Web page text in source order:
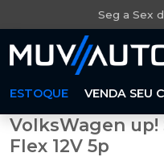
Seg a Sex
ESTOQUE VENDA SEU
VolksWagen up!
Flex 12V 5p